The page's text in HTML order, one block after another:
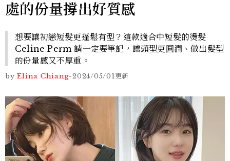
處的份量撐出好質感
想要讓初戀短髮更蓬鬆有型？這款適合中短髮的燙髮
Celine Perm 請一定要筆記，讓頭型更圓潤、做出髮型
的份量感又不厚重。
by Elina Chiang-2024/05/01更新